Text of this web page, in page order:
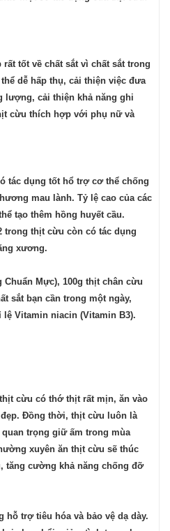
tốt về chất sắt vì chất sắt trong
dễ hấp thụ, cải thiện việc đưa
lượng, cải thiện khả năng ghi
cừu thích hợp với phụ nữ và
tác dụng tốt hổ trợ cơ thể chống
mau lành. Tỷ lệ cao của các
tạo thêm hồng huyết cầu.
trong thịt cừu còn có tác dụng
xương.
Chuẩn Mực), 100g thịt chân cừu
sắt bạn cần trong một ngày,
lệ Vitamin niacin (Vitamin B3).
cừu có thớ thịt rất mịn, ăn vào
Đồng thời, thịt cừu luôn là
trọng giữ ấm trong mùa
xuyên ăn thịt cừu sẽ thúc
tăng cường khả năng chống đỡ
hỗ trợ tiêu hóa và bảo vệ dạ dày.